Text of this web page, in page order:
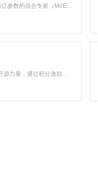
Kimi K3 是Kimi能力最强的模型：这是一个拥有 2.8 万亿参数的混合专家（MoE）模型，具备原生视觉理解能力，并支持 100 万 token 的上下文窗口。
「源启盛夏」暑期校园开发者成长计划旨在激活校园开源力量，通过积分激励、认证扶持、资源倾斜等形式，引导高校组织和开发者完成「入驻 — 建项目 — 做贡献 — 获认证 — 得资源」的完整闭环。无论你是想带领社团入驻平台的组织者，还是希望用代码贡献证明自己的开发者，都能在这里找到属于你的成长路径。